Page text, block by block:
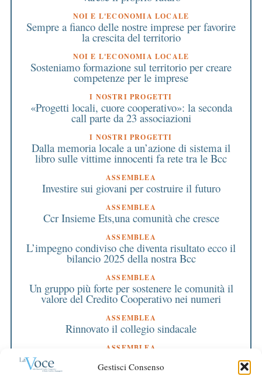
Gestisci Consenso
NOI E L'ECONOMIA LOCALE
Sempre a fianco delle nostre imprese per favorire
la crescita del territorio
NOI E L'ECONOMIA LOCALE
Sosteniamo formazione sul territorio per creare
competenze per le imprese
I NOSTRI PROGETTI
«Progetti locali, cuore cooperativo»: la seconda
call parte da 23 associazioni
I NOSTRI PROGETTI
Dalla memoria locale a un’azione di sistema il
libro sulle vittime innocenti fa rete tra le Bcc
ASSEMBLEA
Investire sui giovani per costruire il futuro
ASSEMBLEA
Ccr Insieme Ets,una comunità che cresce
ASSEMBLEA
L’impegno condiviso che diventa risultato ecco il
bilancio 2025 della nostra Bcc
ASSEMBLEA
Un gruppo più forte per sostenere le comunità il
valore del Credito Cooperativo nei numeri
ASSEMBLEA
Rinnovato il collegio sindacale
ASSEMBLEA
Bilancio approvato all’unanimità e 2 milioni
destinati al territorio